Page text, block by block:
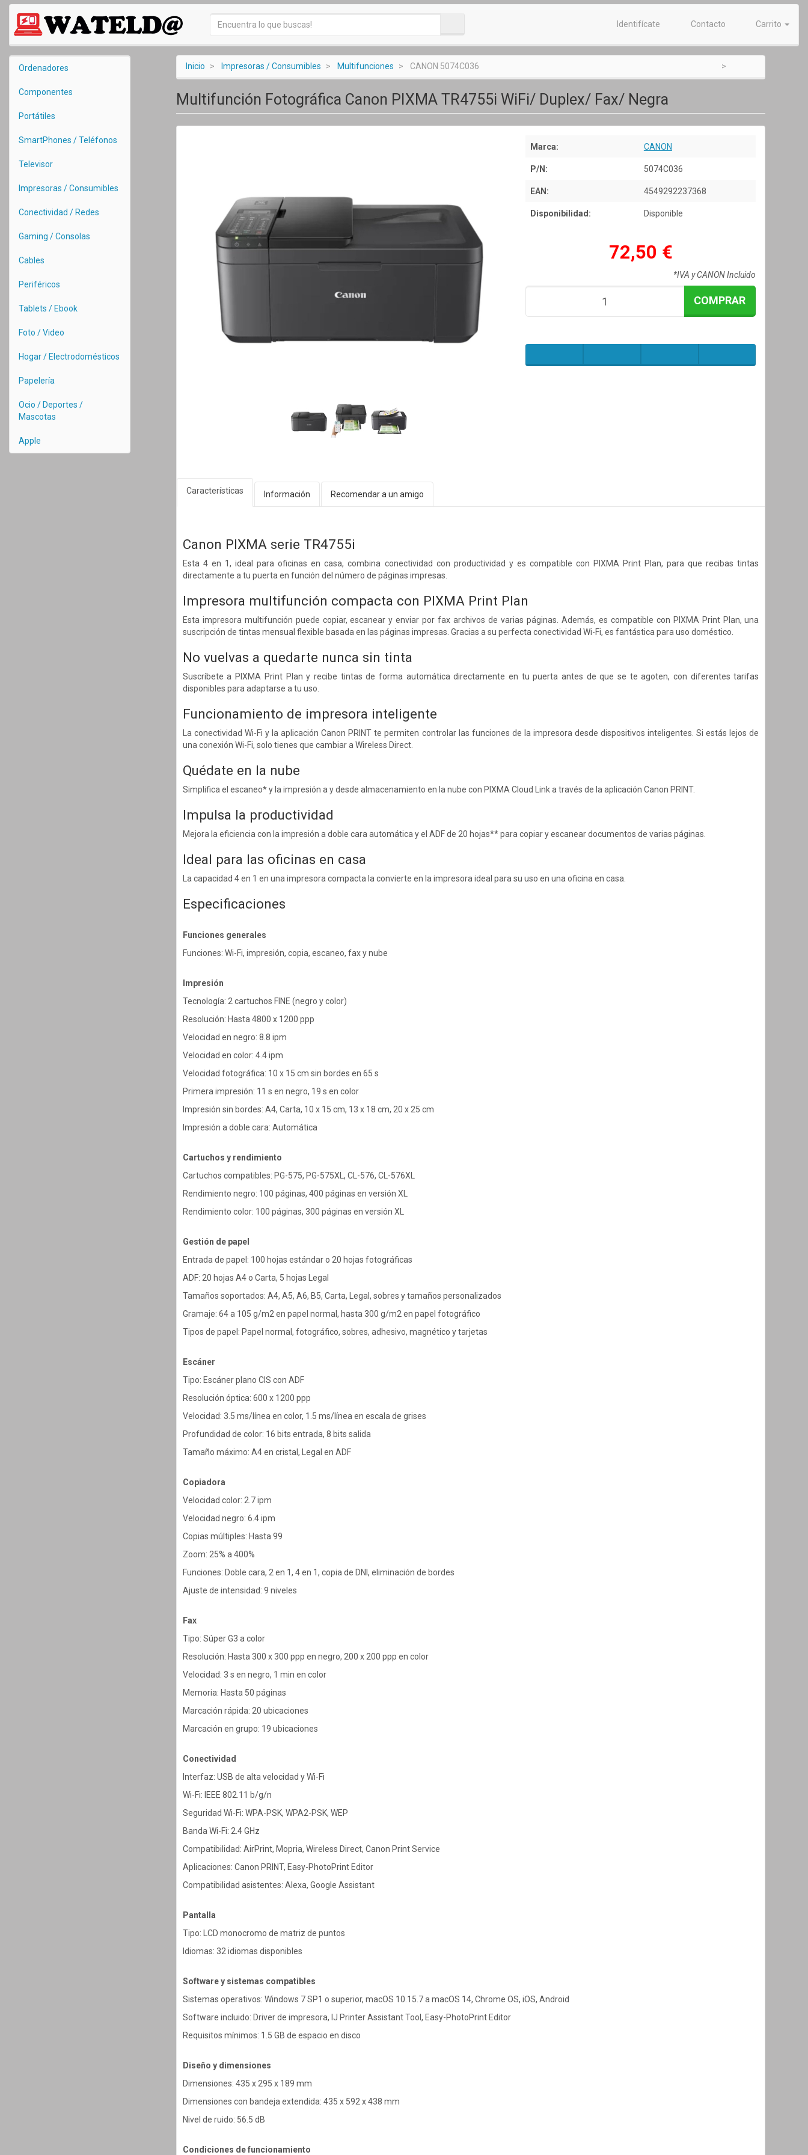
Identifícate Contacto Carrito
Ordenadores
Componentes
Portátiles
SmartPhones / Teléfonos
Televisor
Impresoras / Consumibles
Conectividad / Redes
Gaming / Consolas
Cables
Periféricos
Tablets / Ebook
Foto / Video
Hogar / Electrodomésticos
Papelería
Ocio / Deportes /
Mascotas
Apple
Inicio Impresoras / Consumibles Multifunciones CANON 5074C036
Multifunción Fotográfica Canon PIXMA TR4755i WiFi/ Duplex/ Fax/ Negra
Marca: CANON
P/N: 5074C036
EAN: 4549292237368
Disponibilidad: Disponible
72,50 €
*IVA y CANON Incluido
COMPRAR
Características Información Recomendar a un amigo
Canon PIXMA serie TR4755i
Esta 4 en 1, ideal para oficinas en casa, combina conectividad con productividad y es compatible con PIXMA Print Plan, para que recibas tintas
directamente a tu puerta en función del número de páginas impresas.
Impresora multifunción compacta con PIXMA Print Plan
Esta impresora multifunción puede copiar, escanear y enviar por fax archivos de varias páginas. Además, es compatible con PIXMA Print Plan, una
suscripción de tintas mensual flexible basada en las páginas impresas. Gracias a su perfecta conectividad Wi-Fi, es fantástica para uso doméstico.
No vuelvas a quedarte nunca sin tinta
Suscríbete a PIXMA Print Plan y recibe tintas de forma automática directamente en tu puerta antes de que se te agoten, con diferentes tarifas
disponibles para adaptarse a tu uso.
Funcionamiento de impresora inteligente
La conectividad Wi-Fi y la aplicación Canon PRINT te permiten controlar las funciones de la impresora desde dispositivos inteligentes. Si estás lejos de
una conexión Wi-Fi, solo tienes que cambiar a Wireless Direct.
Quédate en la nube
Simplifica el escaneo* y la impresión a y desde almacenamiento en la nube con PIXMA Cloud Link a través de la aplicación Canon PRINT.
Impulsa la productividad
Mejora la eficiencia con la impresión a doble cara automática y el ADF de 20 hojas** para copiar y escanear documentos de varias páginas.
Ideal para las oficinas en casa
La capacidad 4 en 1 en una impresora compacta la convierte en la impresora ideal para su uso en una oficina en casa.
Especificaciones
Funciones generales
Funciones: Wi-Fi, impresión, copia, escaneo, fax y nube
Impresión
Tecnología: 2 cartuchos FINE (negro y color)
Resolución: Hasta 4800 x 1200 ppp
Velocidad en negro: 8.8 ipm
Velocidad en color: 4.4 ipm
Velocidad fotográfica: 10 x 15 cm sin bordes en 65 s
Primera impresión: 11 s en negro, 19 s en color
Impresión sin bordes: A4, Carta, 10 x 15 cm, 13 x 18 cm, 20 x 25 cm
Impresión a doble cara: Automática
Cartuchos y rendimiento
Cartuchos compatibles: PG-575, PG-575XL, CL-576, CL-576XL
Rendimiento negro: 100 páginas, 400 páginas en versión XL
Rendimiento color: 100 páginas, 300 páginas en versión XL
Gestión de papel
Entrada de papel: 100 hojas estándar o 20 hojas fotográficas
ADF: 20 hojas A4 o Carta, 5 hojas Legal
Tamaños soportados: A4, A5, A6, B5, Carta, Legal, sobres y tamaños personalizados
Gramaje: 64 a 105 g/m2 en papel normal, hasta 300 g/m2 en papel fotográfico
Tipos de papel: Papel normal, fotográfico, sobres, adhesivo, magnético y tarjetas
Escáner
Tipo: Escáner plano CIS con ADF
Resolución óptica: 600 x 1200 ppp
Velocidad: 3.5 ms/línea en color, 1.5 ms/línea en escala de grises
Profundidad de color: 16 bits entrada, 8 bits salida
Tamaño máximo: A4 en cristal, Legal en ADF
Copiadora
Velocidad color: 2.7 ipm
Velocidad negro: 6.4 ipm
Copias múltiples: Hasta 99
Zoom: 25% a 400%
Funciones: Doble cara, 2 en 1, 4 en 1, copia de DNI, eliminación de bordes
Ajuste de intensidad: 9 niveles
Fax
Tipo: Súper G3 a color
Resolución: Hasta 300 x 300 ppp en negro, 200 x 200 ppp en color
Velocidad: 3 s en negro, 1 min en color
Memoria: Hasta 50 páginas
Marcación rápida: 20 ubicaciones
Marcación en grupo: 19 ubicaciones
Conectividad
Interfaz: USB de alta velocidad y Wi-Fi
Wi-Fi: IEEE 802.11 b/g/n
Seguridad Wi-Fi: WPA-PSK, WPA2-PSK, WEP
Banda Wi-Fi: 2.4 GHz
Compatibilidad: AirPrint, Mopria, Wireless Direct, Canon Print Service
Aplicaciones: Canon PRINT, Easy-PhotoPrint Editor
Compatibilidad asistentes: Alexa, Google Assistant
Pantalla
Tipo: LCD monocromo de matriz de puntos
Idiomas: 32 idiomas disponibles
Software y sistemas compatibles
Sistemas operativos: Windows 7 SP1 o superior, macOS 10.15.7 a macOS 14, Chrome OS, iOS, Android
Software incluido: Driver de impresora, IJ Printer Assistant Tool, Easy-PhotoPrint Editor
Requisitos mínimos: 1.5 GB de espacio en disco
Diseño y dimensiones
Dimensiones: 435 x 295 x 189 mm
Dimensiones con bandeja extendida: 435 x 592 x 438 mm
Nivel de ruido: 56.5 dB
Condiciones de funcionamiento